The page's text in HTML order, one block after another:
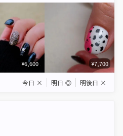
¥6,600 ¥7,700
今日 × 明日 ◎ 明後日 ×